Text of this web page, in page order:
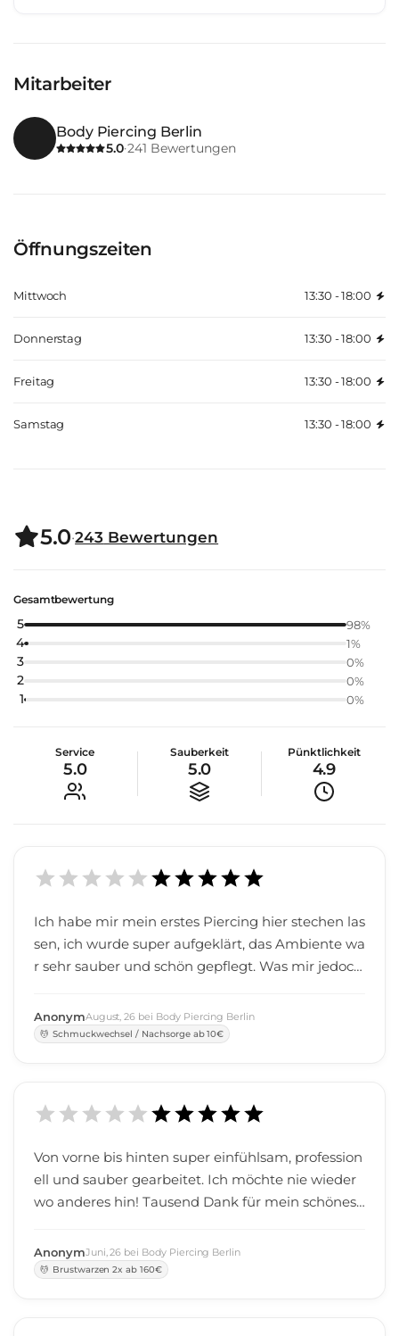
Mitarbeiter
Body Piercing Berlin
5.0·241 Bewertungen
Öffnungszeiten
Mittwoch 13:30 - 18:00
Donnerstag 13:30 - 18:00
Freitag 13:30 - 18:00
Samstag 13:30 - 18:00
5.0·243 Bewertungen
Gesamtbewertung
5 98%
4 1%
3 0%
2 0%
1 0%
Service
5.0
Sauberkeit
5.0
Pünktlichkeit
4.9
Ich habe mir mein erstes Piercing hier stechen las
sen, ich wurde super aufgeklärt, das Ambiente wa
r sehr sauber und schön gepflegt. Was mir jedoch
men wurde und er mir alles sehr ausführlich geze
igt und erklärt hat. Komme gerne wieder und ka
AnonymAugust ,26 bei Body Piercing Berlin
Schmuckwechsel / Nachsorge ab 10€
Von vorne bis hinten super einfühlsam, profession
ell und sauber gearbeitet. Ich möchte nie wieder
wo anderes hin! Tausend Dank für mein schönes
AnonymJuni ,26 bei Body Piercing Berlin
Brustwarzen 2x ab 160€